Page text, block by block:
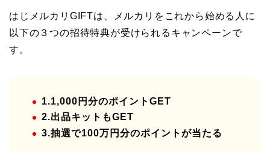
はじメルカリGIFTは、メルカリをこれから始める人に
以下の３つの招待特典が受けられるキャンペーンで
す。
1.1,000円分のポイントGET
2.出品キットもGET
3.抽選で100万円分のポイントが当たる